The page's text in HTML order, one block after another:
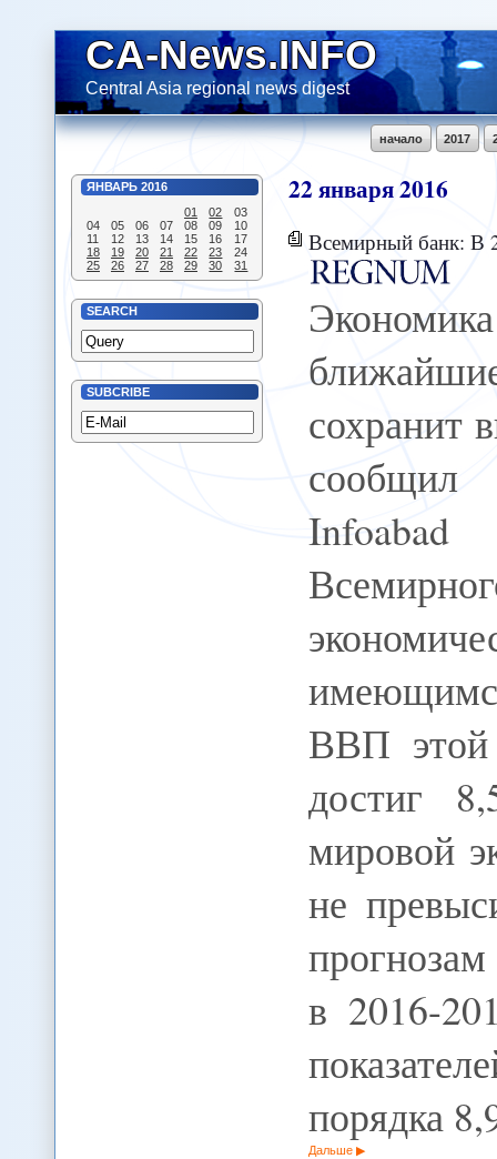
CA-News.INFO
Central Asia regional news digest
2017
начало
ЯНВАРЬ 2016
01
02
03
04
05 06 07 08 09
10
11
12 13 14 15 16
17
18
19 20 21 22 23
24
25
26 27 28 29 30 31
SEARCH
SUBCRIBE
22января2016
Всемирный банк: В 2016-
сохранит
ВВП этой
достиг
мировой
не
в 2016-
порядка
Дальше